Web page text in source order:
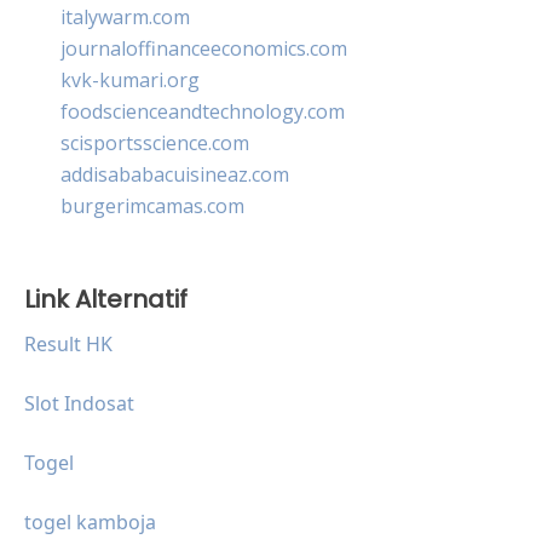
italywarm.com
journaloffinanceeconomics.com
kvk-kumari.org
foodscienceandtechnology.com
scisportsscience.com
addisababacuisineaz.com
burgerimcamas.com
Link Alternatif
Result HK
Slot Indosat
Togel
togel kamboja